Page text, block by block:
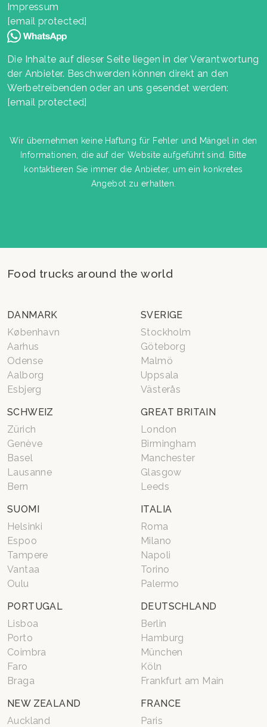
Impressum
[email protected]
Die Inhalte auf dieser Seite liegen in der Verantwortung
der Anbieter. Beschwerden können direkt an den
Werbetreibenden oder an uns gesendet werden:
[email protected]
Wir übernehmen keine Haftung für Fehler und Mängel in den
Informationen, die auf der Website aufgeführt sind. Bitte
kontaktieren Sie immer die Anbieter, um ein konkretes
Angebot zu erhalten.
Food trucks around the world
DANMARK
København
Aarhus
Odense
Aalborg
Esbjerg
SVERIGE
Stockholm
Göteborg
Malmö
Uppsala
Västerås
SCHWEIZ
Zürich
Genève
Basel
Lausanne
Bern
GREAT BRITAIN
London
Birmingham
Manchester
Glasgow
Leeds
SUOMI
Helsinki
Espoo
Tampere
Vantaa
Oulu
ITALIA
Roma
Milano
Napoli
Torino
Palermo
PORTUGAL
Lisboa
Porto
Coimbra
Faro
Braga
DEUTSCHLAND
Berlin
Hamburg
München
Köln
Frankfurt am Main
NEW ZEALAND
Auckland
FRANCE
Paris